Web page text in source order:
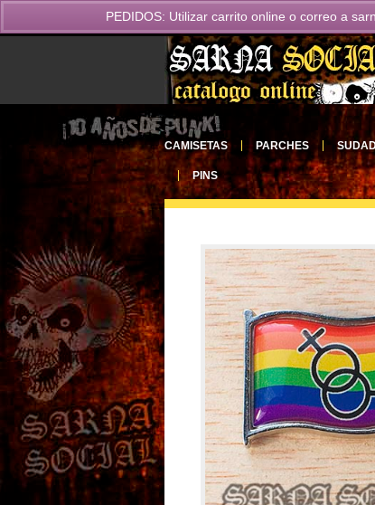
CAMISETAS PARCHES
PINS
PEDIDOS: Utilizar carrito online o correo a